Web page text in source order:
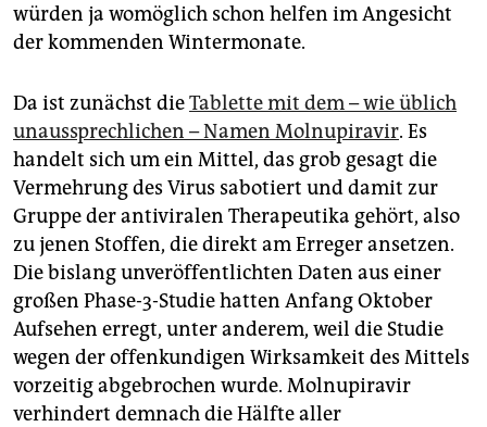
würden ja womöglich schon helfen im Angesicht
der kommenden Wintermonate.
Da ist zunächst dieTablette mit dem – wie üblich
unaussprechlichen – Namen Molnupiravir. Es
handelt sich um ein Mittel, das grob gesagt die
Vermehrung des Virus sabotiert und damit zur
Gruppe der antiviralen Therapeutika gehört, also
zu jenen Stoffen, die direkt am Erreger ansetzen.
Die bislang unveröffentlichten Daten aus einer
großen Phase-3-Studie hatten Anfang Oktober
Aufsehen erregt, unter anderem, weil die Studie
wegen der offenkundigen Wirksamkeit des Mittels
vorzeitig abgebrochen wurde. Molnupiravir
verhindert demnach die Hälfte aller